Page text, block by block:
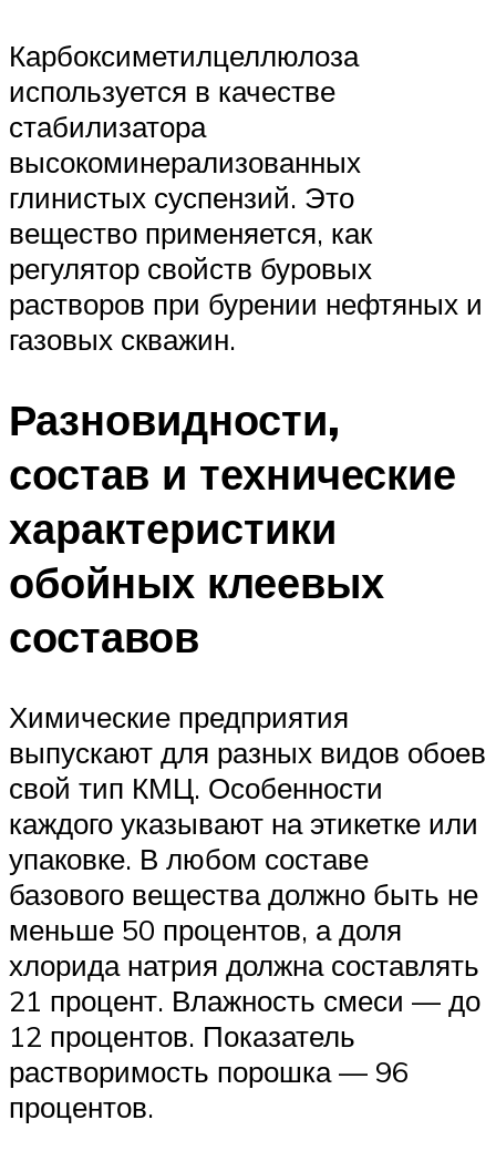
Карбоксиметилцеллюлоза
используется в качестве
стабилизатора
высокоминерализованных
глинистых суспензий. Это
вещество применяется, как
регулятор свойств буровых
растворов при бурении нефтяных и
газовых скважин.
Разновидности,
состав и технические
характеристики
обойных клеевых
составов
Химические предприятия
выпускают для разных видов обоев
свой тип КМЦ. Особенности
каждого указывают на этикетке или
упаковке. В любом составе
базового вещества должно быть не
меньше 50 процентов, а доля
хлорида натрия должна составлять
21 процент. Влажность смеси — до
12 процентов. Показатель
растворимость порошка — 96
процентов.